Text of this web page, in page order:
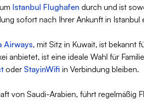
Istanbul Flughafen durch und ist
sofort nach Ihrer Ankunft in
Airways, mit Sitz in Kuwait, ist bekannt
anbietet, ist eine ideale Wahl für
oder StayinWifi in Verbindung bleiben.
von Saudi-Arabien, führt regelmäßig